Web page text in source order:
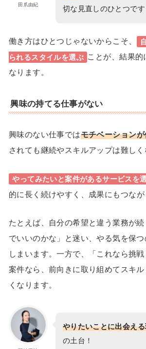
田爪由紀
切な見直しのひとつです
働き方はひとつじゃないからこそ、
られるスタイルを選ぶ ことが、結果的
なります。
興味の持てる仕事がない
興味のない仕事ではモチベーション
されても継続やスキルアップは難しく
やってみたいと案件があるサービスを
的に長く続けやすく、成果にもつなが
たとえば、自分の希望と違う業務が
でいいのかな」と迷い、やる気を保
しまいます。一方で、「これなら挑
案件なら、前向きに取り組めてスキ
くなります。
やりたいことに出会え
の土台！